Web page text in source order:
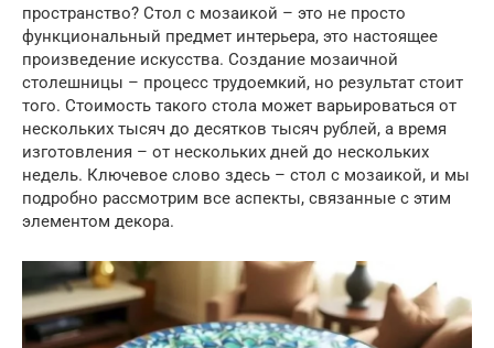
пространство? Стол с мозаикой – это не просто
функциональный предмет интерьера, это настоящее
произведение искусства. Создание мозаичной
столешницы – процесс трудоемкий, но результат стоит
того. Стоимость такого стола может варьироваться от
нескольких тысяч до десятков тысяч рублей, а время
изготовления – от нескольких дней до нескольких
недель. Ключевое слово здесь – стол с мозаикой, и мы
подробно рассмотрим все аспекты, связанные с этим
элементом декора.